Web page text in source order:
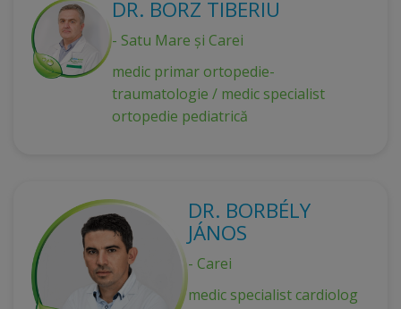
DR. BORZ TIBERIU
- Satu Mare și Carei
medic primar ortopedie-
traumatologie / medic specialist
ortopedie pediatrică
DR. BORBÉLY
JÁNOS
- Carei
medic specialist cardiolog